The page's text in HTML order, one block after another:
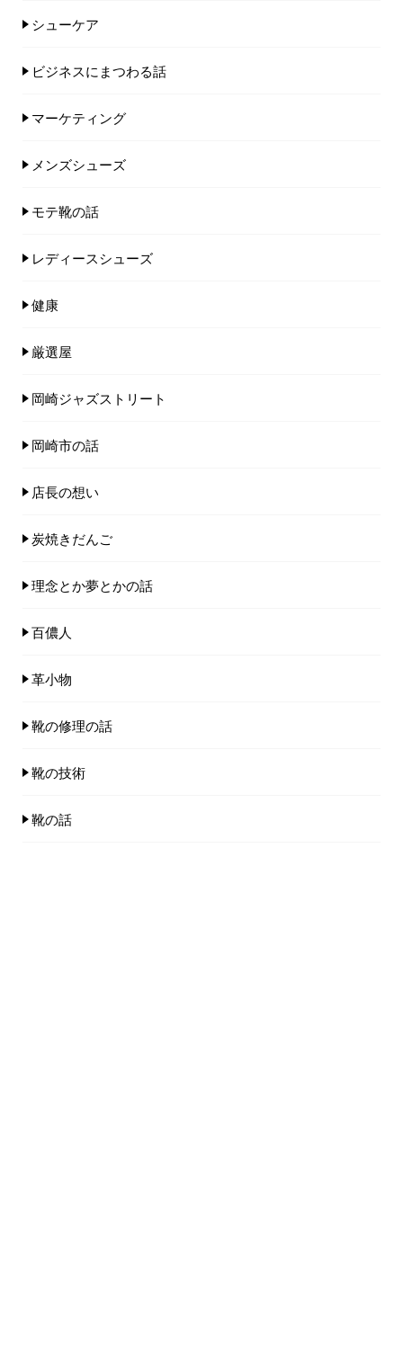
シューケア
ビジネスにまつわる話
マーケティング
メンズシューズ
モテ靴の話
レディースシューズ
健康
厳選屋
岡崎ジャズストリート
岡崎市の話
店長の想い
炭焼きだんご
理念とか夢とかの話
百儂人
革小物
靴の修理の話
靴の技術
靴の話